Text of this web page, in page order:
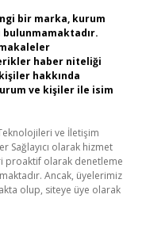
bir marka, kurum
bulunmamaktadır.
makaleler
haber niteliği
hakkında
ve kişiler ile isim
ve İletişim
Sağlayıcı olarak hizmet
proaktif olarak denetleme
Ancak, üyelerimiz
olup, siteye üye olarak